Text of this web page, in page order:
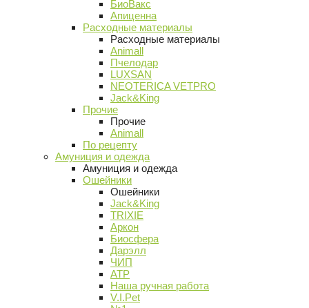
БиоВакс
Апиценна
Расходные материалы
Расходные материалы
Animall
Пчелодар
LUXSAN
NEOTERICA VETPRO
Jack&King
Прочие
Прочие
Animall
По рецепту
Амуниция и одежда
Амуниция и одежда
Ошейники
Ошейники
Jack&King
TRIXIE
Аркон
Биосфера
Дарэлл
ЧИП
АТР
Наша ручная работа
V.I.Pet